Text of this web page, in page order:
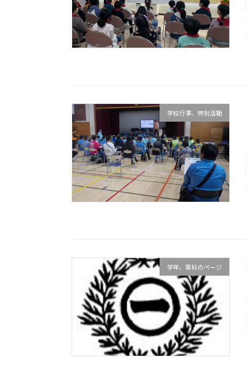
学校行事、特別活動
学年、専科のページ